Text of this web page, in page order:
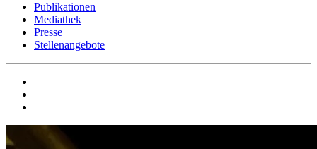
Publikationen
Mediathek
Presse
Stellenangebote